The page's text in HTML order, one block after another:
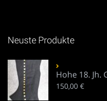
Neuste Produkte
Hohe 18. Jh.
150,00 €